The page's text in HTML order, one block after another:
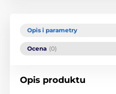
Opis i parametry
Ocena (0)
Opis produktu